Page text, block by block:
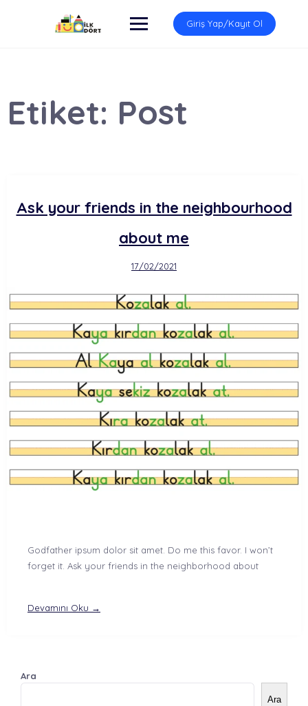
Giriş Yap/Kayıt Ol
Etiket: Post
Ask your friends in the neighbourhood
about me
17/02/2021
Godfather ipsum dolor sit amet. Do me this favor. I won’t
forget it. Ask your friends in the neighborhood about
Devamını Oku →
Ara
Ara